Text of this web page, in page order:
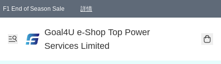
F1 End of Season Sale 詳情
Goal4U e-Shop Top Power
Services Limited